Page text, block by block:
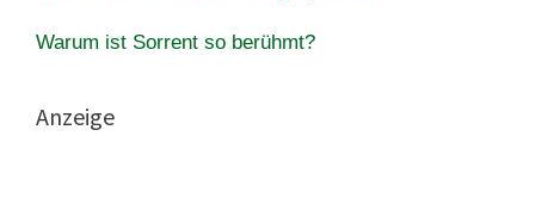
Warum ist Sorrent so berühmt?
Anzeige